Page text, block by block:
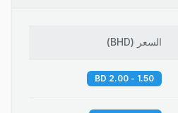
السعر (
BHD
)
1.50 - 2.00 BD